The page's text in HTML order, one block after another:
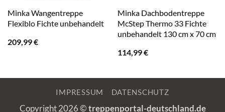
Minka Wangentreppe
Flexiblo Fichte unbehandelt
209,99€
Minka Dachbodentreppe
McStep Thermo 33 Fichte
unbehandelt 130 cm x 70 cm
114,99€
IMPRESSUM DATENSCHUTZ
Copyright 2026 ©treppenportal-deutschland.de